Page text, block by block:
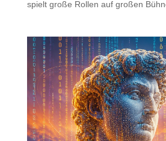
spielt große Rollen auf großen